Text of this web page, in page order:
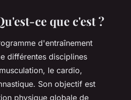
ce que c'est ?
d'entraînement
différentes disciplines
le cardio,
Son objectif est
physique globale de